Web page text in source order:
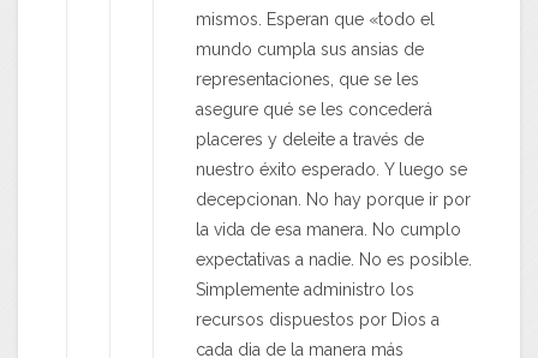
mismos. Esperan que «todo el
mundo cumpla sus ansias de
representaciones, que se les
asegure qué se les concederá
placeres y deleite a través de
nuestro éxito esperado. Y luego se
decepcionan. No hay porque ir por
la vida de esa manera. No cumplo
expectativas a nadie. No es posible.
Simplemente administro los
recursos dispuestos por Dios a
cada dia de la manera más